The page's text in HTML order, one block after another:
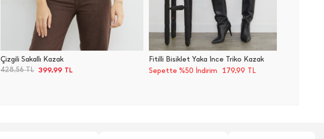
Çizgili Sakallı Kazak
428,56TL 399,99 TL
Fitilli Bisiklet Yaka İ̇nce Triko Kazak
Sepette %50 İndirim
179,99 TL